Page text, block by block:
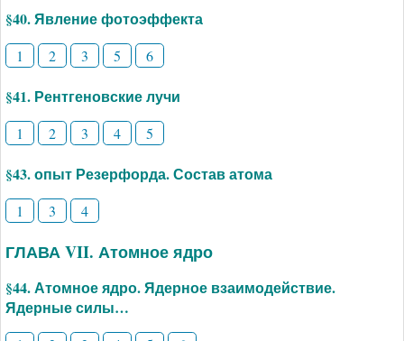
§40. Явление фотоэффекта
1 2 3 5 6
§41. Рентгеновские лучи
1 2 3 4 5
§43. опыт Резерфорда. Состав атома
1 3 4
ГЛАВА VII. Атомное ядро
§44. Атомное ядро. Ядерное взаимодействие.
Ядерные силы…